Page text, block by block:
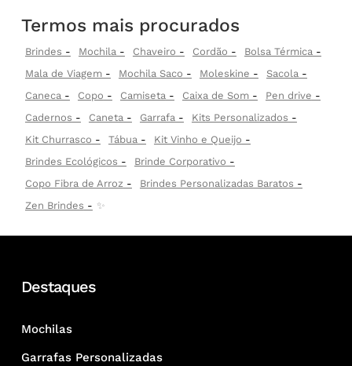
Termos mais procurados
Brindes Mochila Chaveiro Cordão
Bolsa Térmica
Mala de Viagem
Mochila Saco Moleskine
Sacola
Caneca
Copo Camiseta Caixa de Som
Pen drive
Cadernos
Caneta Garrafa
Kits Personalizados
Kit Churrasco
Tábua
Kit Vinho e Queijo
Brindes Ecológicos
Brinde Corporativo
Copo Fibra de Arroz
Brindes Personalizadas Baratos
Zen Brindes
✨
Destaques
Mochilas
Garrafas Personalizadas